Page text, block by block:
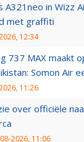
A321neo in Wizz
met graffiti
12:34
737 MAX maakt
Somon Air
11:26
over officiële
2026, 11:06